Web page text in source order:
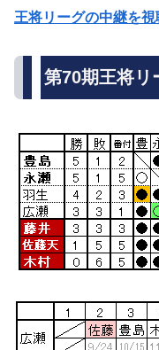
王将リーグの中継を
第70期王将リ